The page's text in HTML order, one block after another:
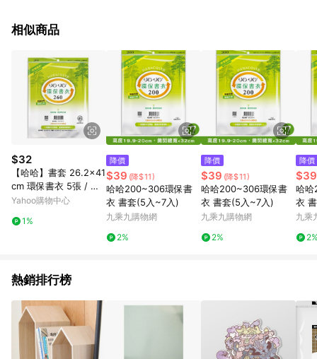
才享有回饋，點數將於廠商出貨後 30 天前後發送。 (2) 門市訂
導購資格。 (3) 使用九乘九APP下單，將無法獲得點數回饋。
相似商品
$32
【哈哈】書套 26.2x41
cm 環保書衣 5張 / 包
BBC260
Yahoo購物中心
1%
降價
$39 (降$11)
哈哈200~306環保書
衣 書套(5入~7入)
九乘九購物網
2%
降價
$39 (降$11)
哈哈200~306環保書
衣 書套(5入~7入)
九乘九購物網
2%
降價
$39
哈
衣
九乘
熱銷排行榜